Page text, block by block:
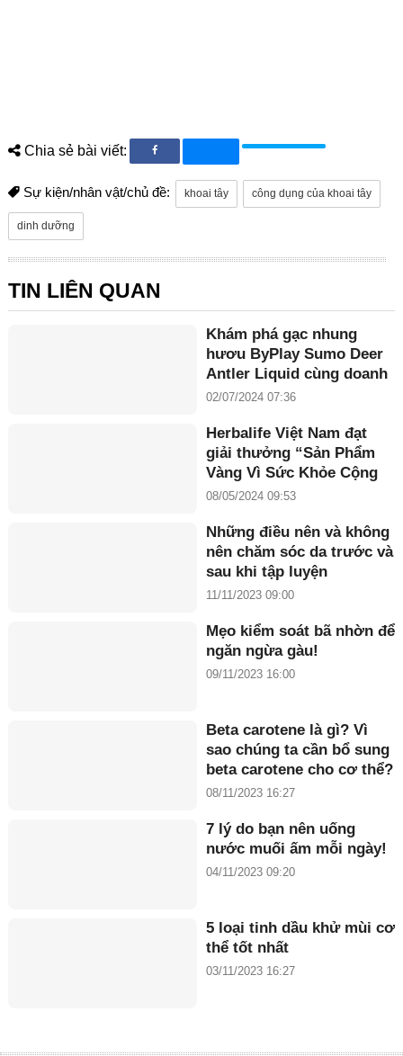
Chia sẻ bài viết:
Sự kiện/nhân vật/chủ đề: khoai tây công dụng của khoai tây
dinh dưỡng
TIN LIÊN QUAN
Khám phá gạc nhung
hươu ByPlay Sumo Deer
Antler Liquid cùng doanh
nhân Maria Tuyền
02/07/2024 07:36
Herbalife Việt Nam đạt
giải thưởng “Sản Phẩm
Vàng Vì Sức Khỏe Cộng
Đồng năm 2024”
08/05/2024 09:53
Những điều nên và không
nên chăm sóc da trước và
sau khi tập luyện
11/11/2023 09:00
Mẹo kiểm soát bã nhờn để
ngăn ngừa gàu!
09/11/2023 16:00
Beta carotene là gì? Vì
sao chúng ta cần bổ sung
beta carotene cho cơ thể?
08/11/2023 16:27
7 lý do bạn nên uống
nước muối ấm mỗi ngày!
04/11/2023 09:20
5 loại tinh dầu khử mùi cơ
thể tốt nhất
03/11/2023 16:27